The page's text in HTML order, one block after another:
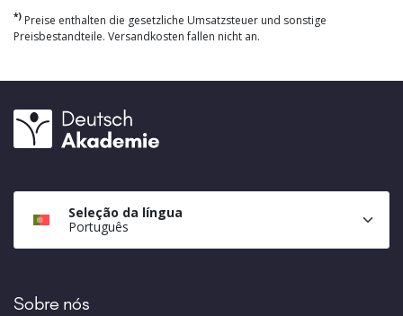
*) Preise enthalten die gesetzliche Umsatzsteuer und sonstige
Preisbestandteile. Versandkosten fallen nicht an.
Seleção da língua
Português
Sobre nós